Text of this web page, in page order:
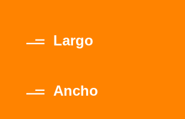
Largo
Ancho